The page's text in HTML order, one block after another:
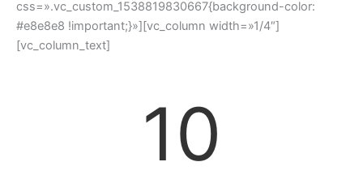
css=».vc_custom_1538819830667{background-color:
#e8e8e8 !important;}»][vc_column width=»1/4″]
[vc_column_text]
10